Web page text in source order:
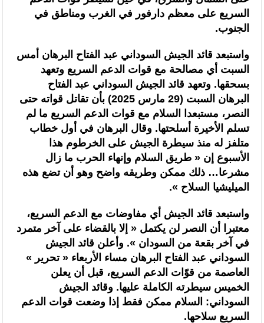
السريع على معظم دارفور في الغرب ومناطق في
الجنوب.
واستبعد قائد الجيش السوداني عبد الفتاح البرهان أمس
السبت أي مصالحة مع قوات الدعم السريع وتعهد
بسحقها. وتعهد قائد الجيش السوداني عبد الفتاح
البرهان السبت (29 مارس 2025) بأن تقاتل قواته حتى
النصر، مستبعدا السلام مع قوات الدعم السريع ما لم
تسلم الأخيرة أسلحتها. وقال البرهان في أول خطاب
متلفز له منذ سيطرة الجيش على الخرطوم هذا
الأسبوع إن « طريق السلام وإنهاء الحرب ما زال
مشرعا… ذلك ممكن وطريقه واضح وهو أن تضع هذه
الميليشيا السلاح ».
واستبعد قائد الجيش أي مفاوضات مع الدعم السريع،
معتبرا أن النصر لن يكتمل « إلا بالقضاء على آخر متمرد
في آخر بقعة من السودان ». وأعلن قائد الجيش
السوداني عبد الفتاح البرهان مساء الأربعاء « تحرير »
العاصمة من قوّات الدعم السريع، قبل أن يعلن
الخميس سيطرته الكاملة عليها. وقائد الجيش
السوداني: السلام ممكن فقط إذا وضعت قوات الدعم
السريع سلاحها.